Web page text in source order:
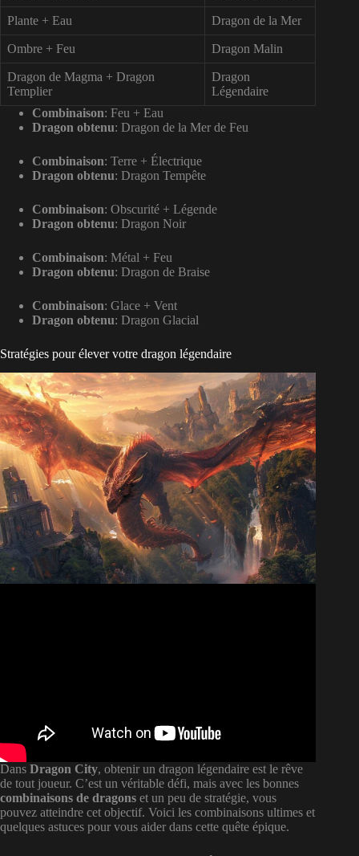
Plante + Eau Dragon de la Mer
Ombre + Feu Dragon Malin
Dragon de Magma + Dragon
Templier
Dragon
Légendaire
Combinaison: Feu + Eau
Dragon obtenu: Dragon de la Mer de Feu
Combinaison: Terre + Électrique
Dragon obtenu: Dragon Tempête
Combinaison: Obscurité + Légende
Dragon obtenu: Dragon Noir
Combinaison: Métal + Feu
Dragon obtenu: Dragon de Braise
Combinaison: Glace + Vent
Dragon obtenu: Dragon Glacial
Stratégies pour élever votre dragon légendaire
Dans Dragon City, obtenir un dragon légendaire est le rêve
de tout joueur. C’est un véritable défi, mais avec les bonnes
combinaisons de dragons et un peu de stratégie, vous
pouvez atteindre cet objectif. Voici les combinaisons ultimes et
quelques astuces pour vous aider dans cette quête épique.